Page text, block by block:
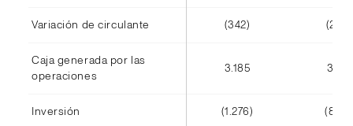
Variación de circulante (342) (245)
Caja generada por las
operaciones
3.185 3.171
Inversión (1.276) (808)